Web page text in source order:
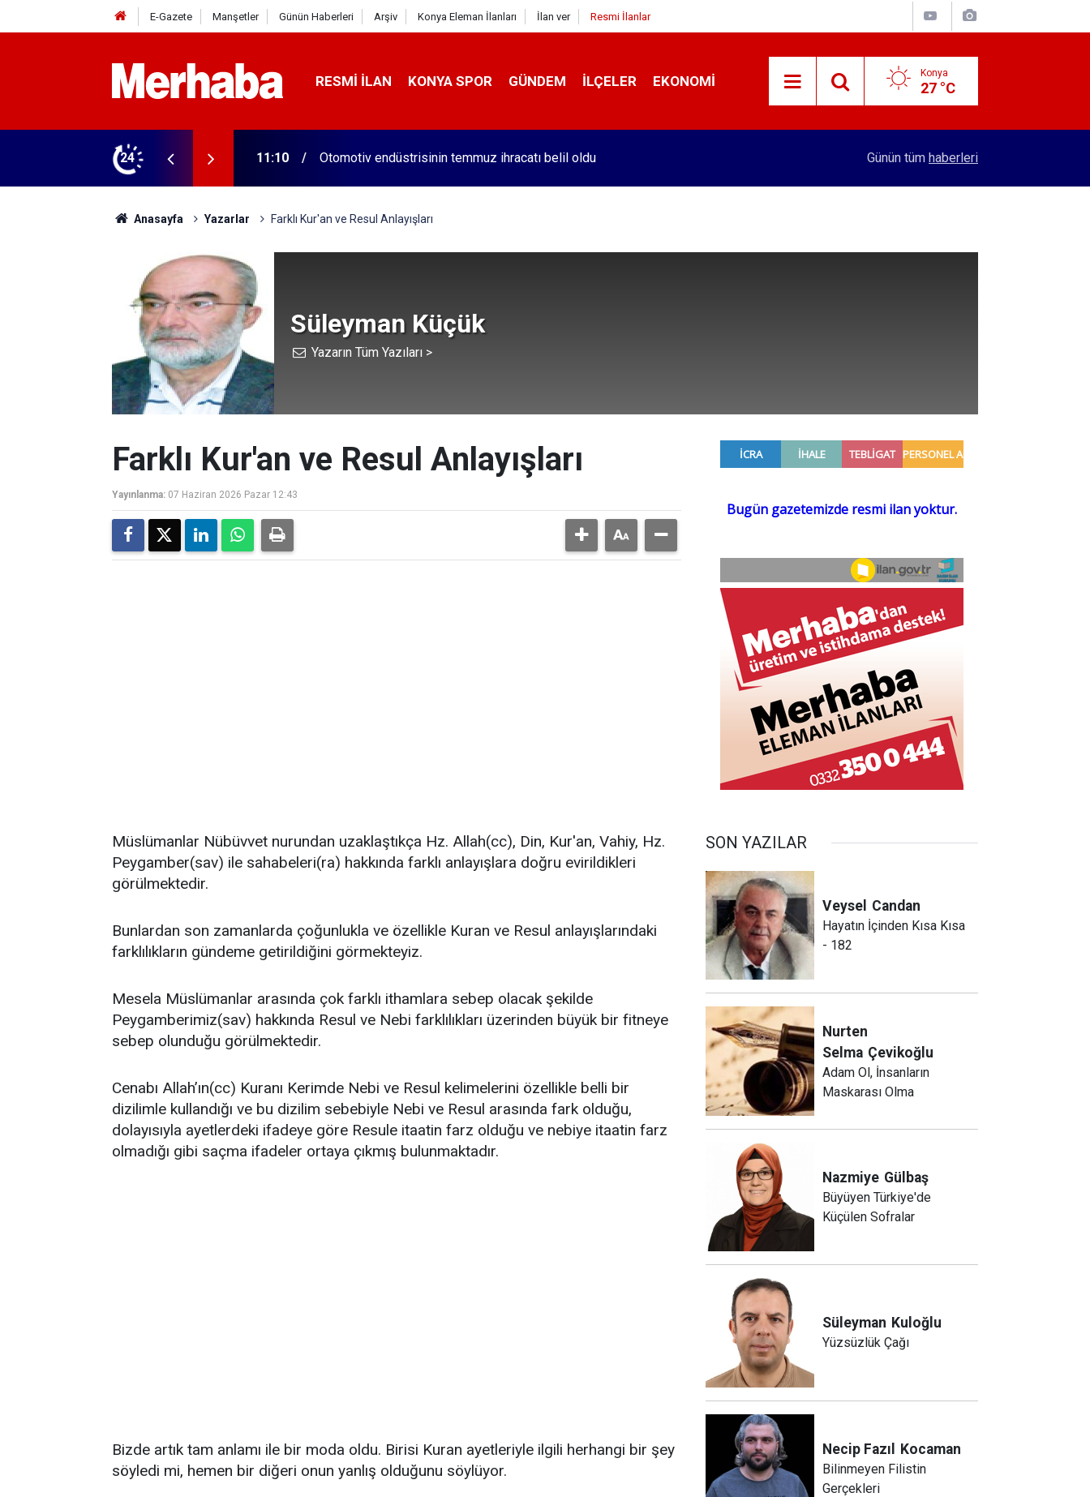
E-Gazete Manşetler Günün Haberleri Arşiv Konya Eleman İlanları İlan ver Resmi İlanlar
RESMI İLAN KONYA SPOR GÜNDEM İLÇELER EKONOMI Konya
27 °C
24 11:07 Hayatın İçinden Kısa Kısa - 182 Ticaret Bakanlığının "E-Kolay İhracat
Günün tüm haberleri
Anasayfa Yazarlar Farklı Kur'an ve Resul Anlayışları
Süleyman Küçük
Yazarın Tüm Yazıları >
Farklı Kur'an ve Resul Anlayışları
Yayınlanma: 07 Haziran 2026 Pazar 12:43
Müslümanlar Nübüvvet nurundan uzaklaştıkça Hz. Allah(cc), Din, Kur'an, Vahiy, Hz.
Peygamber(sav) ile sahabeleri(ra) hakkında farklı anlayışlara doğru evirildikleri
görülmektedir.
Bunlardan son zamanlarda çoğunlukla ve özellikle Kuran ve Resul anlayışlarındaki
farklılıkların gündeme getirildiğini görmekteyiz.
Mesela Müslümanlar arasında çok farklı ithamlara sebep olacak şekilde
Peygamberimiz(sav) hakkında Resul ve Nebi farklılıkları üzerinden büyük bir fitneye
sebep olunduğu görülmektedir.
Cenabı Allah’ın(cc) Kuranı Kerimde Nebi ve Resul kelimelerini özellikle belli bir
dizilimle kullandığı ve bu dizilim sebebiyle Nebi ve Resul arasında fark olduğu,
dolayısıyla ayetlerdeki ifadeye göre Resule itaatin farz olduğu ve nebiye itaatin farz
olmadığı gibi saçma ifadeler ortaya çıkmış bulunmaktadır.
Bizde artık tam anlamı ile bir moda oldu. Birisi Kuran ayetleriyle ilgili herhangi bir şey
söyledi mi, hemen bir diğeri onun yanlış olduğunu söylüyor.
SON YAZILAR
Veysel Candan
Hayatın İçinden Kısa Kısa
- 182
Nurten
Selma Çevikoğlu
Adam Ol, İnsanların
Maskarası Olma
Nazmiye Gülbaş
Büyüyen Türkiye'de
Küçülen Sofralar
Süleyman Kuloğlu
Yüzsüzlük Çağı
Necip Fazıl Kocaman
Bilinmeyen Filistin
Gerçekleri